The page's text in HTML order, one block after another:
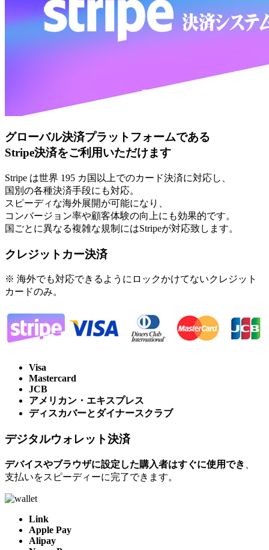
グローバル決済プラットフォームである
Stripe決済をご利用いただけます
Stripe は世界 195 カ国以上でのカード決済に対応し、
国別の各種決済手段にも対応。
スピーディな海外展開が可能になり、
コンバージョン率や顧客体験の向上にも効果的です。
国ごとに異なる複雑な規制にはStripeが対応致します。
クレジットカー決済
※ 海外でも対応できるようにロックかけてないクレジット
カードのみ。
Visa
Mastercard
JCB
アメリカン・エキスプレス
ディスカバーとダイナースクラブ
デジタルウォレット決済
デバイスやブラウザに設定した購入者はすぐに使用でき
支払いをスピーディーに完了できます。
Link
Apple Pay
Alipay